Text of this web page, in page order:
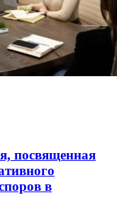
посвященная
в